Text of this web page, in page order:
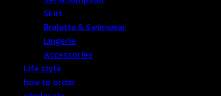
Skirt
Bralette & Swimwear
Lingerie
Accessories
Life style
how to order